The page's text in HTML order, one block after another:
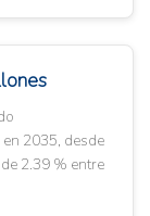
2035, desde
2.39 % entre